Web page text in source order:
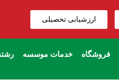
ارزشیابی تحصیلی
فروشگاه خدمات موسسه